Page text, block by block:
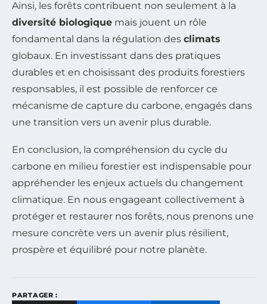
Ainsi, les forêts contribuent non seulement à la
diversité biologique mais jouent un rôle
fondamental dans la régulation des climats
globaux. En investissant dans des pratiques
durables et en choisissant des produits forestiers
responsables, il est possible de renforcer ce
mécanisme de capture du carbone, engagés dans
une transition vers un avenir plus durable.
En conclusion, la compréhension du cycle du
carbone en milieu forestier est indispensable pour
appréhender les enjeux actuels du changement
climatique. En nous engageant collectivement à
protéger et restaurer nos forêts, nous prenons une
mesure concrète vers un avenir plus résilient,
prospère et équilibré pour notre planète.
PARTAGER :